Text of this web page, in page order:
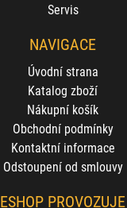
Servis
NAVIGACE
Úvodní strana
Katalog zboží
Nákupní košík
Obchodní podmínky
Kontaktní informace
Odstoupení od smlouvy
ESHOP PROVOZUJE